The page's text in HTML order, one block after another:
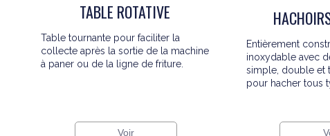
TABLE ROTATIVE
Table tournante pour faciliter la
collecte après la sortie de la machine
à paner ou de la ligne de friture.
Voir
Entièrement
inoxydable avec
simple, double et
pour hacher tous